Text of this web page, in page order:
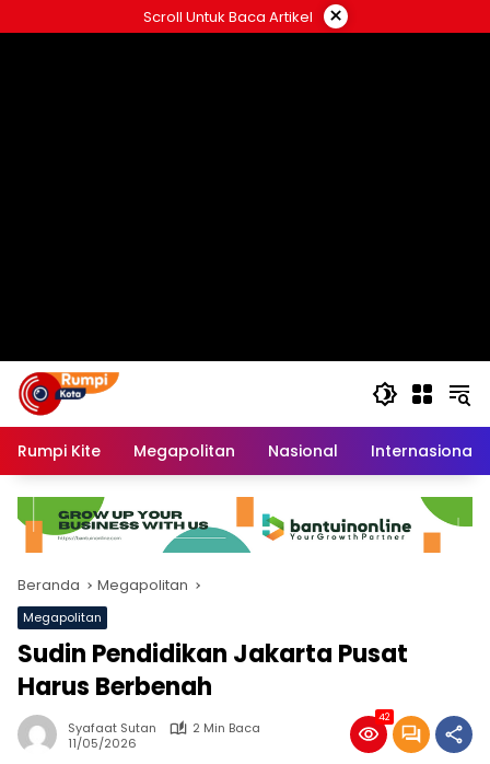
ke
Scroll Untuk Baca Artikel ×
Rumpi Kite Megapolitan Nasional Internasional
Beranda Megapolitan
Megapolitan
Sudin Pendidikan Jakarta Pusat
Harus Berbenah
Syafaat Sutan
2 Min Baca
11/05/2026
42